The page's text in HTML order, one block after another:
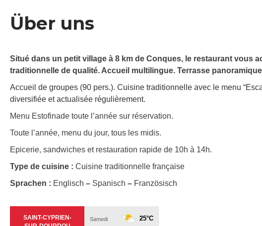
Über uns
Situé dans un petit village à 8 km de Conques, le restaurant vous
traditionnelle de qualité. Accueil multilingue. Terrasse
Accueil de groupes (90 pers.). Cuisine traditionnelle avec le menu
diversifiée et actualisée régulièrement.
Menu Estofinade toute l’année sur réservation.
Toute l’année, menu du jour, tous les midis.
Epicerie, sandwiches et restauration rapide de 10h à 14h.
Type de cuisine : Cuisine traditionnelle française
Sprachen : Englisch – Spanisch – Französisch